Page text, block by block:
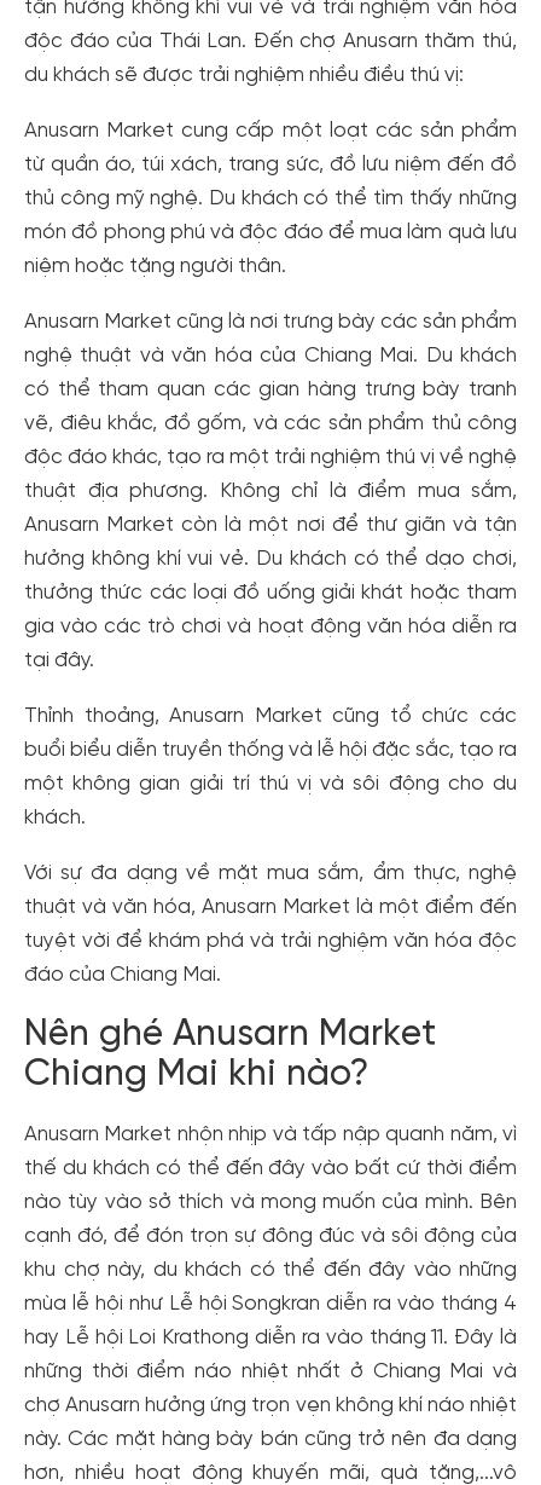
tận hưởng không khí vui vẻ và trải nghiệm văn hóa
độc đáo của Thái Lan. Đến chợ Anusarn thăm thú,
du khách sẽ được trải nghiệm nhiều điều thú vị:
Anusarn Market cung cấp một loạt các sản phẩm
từ quần áo, túi xách, trang sức, đồ lưu niệm đến đồ
thủ công mỹ nghệ. Du khách có thể tìm thấy những
món đồ phong phú và độc đáo để mua làm quà lưu
niệm hoặc tặng người thân.
Anusarn Market cũng là nơi trưng bày các sản phẩm
nghệ thuật và văn hóa của Chiang Mai. Du khách
có thể tham quan các gian hàng trưng bày tranh
vẽ, điêu khắc, đồ gốm, và các sản phẩm thủ công
độc đáo khác, tạo ra một trải nghiệm thú vị về nghệ
thuật địa phương. Không chỉ là điểm mua sắm,
Anusarn Market còn là một nơi để thư giãn và tận
hưởng không khí vui vẻ. Du khách có thể dạo chơi,
thưởng thức các loại đồ uống giải khát hoặc tham
gia vào các trò chơi và hoạt động văn hóa diễn ra
tại đây.
Thỉnh thoảng, Anusarn Market cũng tổ chức các
buổi biểu diễn truyền thống và lễ hội đặc sắc, tạo ra
một không gian giải trí thú vị và sôi động cho du
khách.
Với sự đa dạng về mặt mua sắm, ẩm thực, nghệ
thuật và văn hóa, Anusarn Market là một điểm đến
tuyệt vời để khám phá và trải nghiệm văn hóa độc
đáo của Chiang Mai.
Nên ghé Anusarn Market
Chiang Mai khi nào?
Anusarn Market nhộn nhịp và tấp nập quanh năm, vì
thế du khách có thể đến đây vào bất cứ thời điểm
nào tùy vào sở thích và mong muốn của mình. Bên
cạnh đó, để đón trọn sự đông đúc và sôi động của
khu chợ này, du khách có thể đến đây vào những
mùa lễ hội như Lễ hội Songkran diễn ra vào tháng 4
hay Lễ hội Loi Krathong diễn ra vào tháng 11. Đây là
những thời điểm náo nhiệt nhất ở Chiang Mai và
chợ Anusarn hưởng ứng trọn vẹn không khí náo nhiệt
này. Các mặt hàng bày bán cũng trở nên đa dạng
hơn, nhiều hoạt động khuyến mãi, quà tặng,...vô